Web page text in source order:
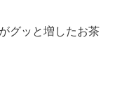
グッと増したお茶